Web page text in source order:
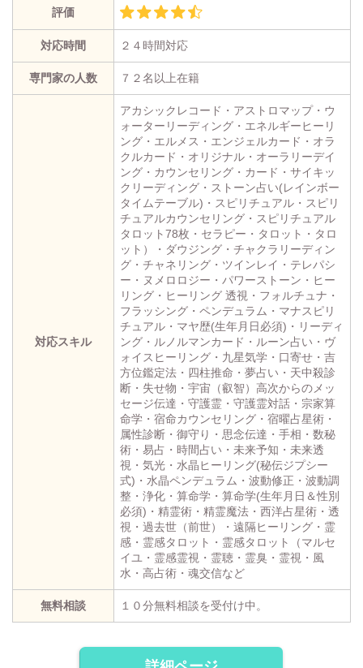
評価
対応時間 ２４時間対応
専門家の人数 ７２名以上在籍
対応スキル
アカシックレコード・アストロマップ・ウ
ォーターリーディング・エネルギーヒーリ
ング・エルメス・エンジェルカード・オラ
クルカード・オリジナル・オーラリーデイ
ング・カウンセリング・カード・サイキッ
クリーディング・ストーン占い(レインボー
タイムテーブル)・スピリチュアル・スピリ
チュアルカウンセリング・スピリチュアル
タロット78枚・セラピー・タロット・タロ
ット）・ダウジング・チャクラリーディン
グ・チャネリング・ツインレイ・テレパシ
ー・ヌメロロジー・パワーストーン・ヒー
リング・ヒーリング 透視・フォルチュナ・
フラッシング・ペンデュラム・マナスピリ
チュアル・マヤ歴(生年月日必須)・リーディ
ング・ルノルマンカード・ルーン占い・ヴ
ォイスヒーリング・九星気学・口寄せ・吉
方位鑑定法・四柱推命・夢占い・天中殺診
断・失せ物・宇宙（叡智）高次からのメッ
セージ伝達・守護霊・守護霊対話・宗家算
命学・宿命カウンセリング・宿曜占星術・
属性診断・御守り・思念伝達・手相・数秘
術・易占・時間占い・未来予知・未来透
視・気光・水晶ヒーリング(秘伝ジプシー
式)・水晶ペンデュラム・波動修正・波動調
整・浄化・算命学・算命学(生年月日＆性別
必須)・精霊術・精霊魔法・西洋占星術・透
視・過去世（前世）・遠隔ヒーリング・霊
感・霊感タロット・霊感タロット（マルセ
イユ・霊感霊視・霊聴・霊臭・霊視・風
水・高占術・魂交信など
無料相談 １０分無料相談を受付け中。